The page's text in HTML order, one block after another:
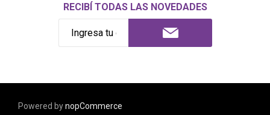
RECIBÍ TODAS LAS NOVEDADES
Powered bynopCommerce